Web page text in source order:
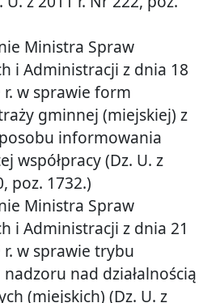
Ministra Spraw
i Administracji z dnia 18
w sprawie form
gminnej (miejskiej) z
informowania
współpracy (Dz. U. z
poz. 1732.)
Ministra Spraw
i Administracji z dnia 21
w sprawie trybu
nad działalnością
(miejskich) (Dz. U. z